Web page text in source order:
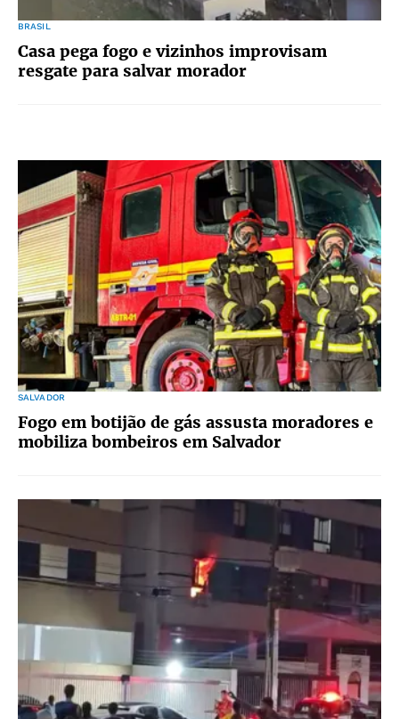
BRASIL
Casa pega fogo e vizinhos improvisam
resgate para salvar morador
SALVADOR
Fogo em botijão de gás assusta moradores e
mobiliza bombeiros em Salvador